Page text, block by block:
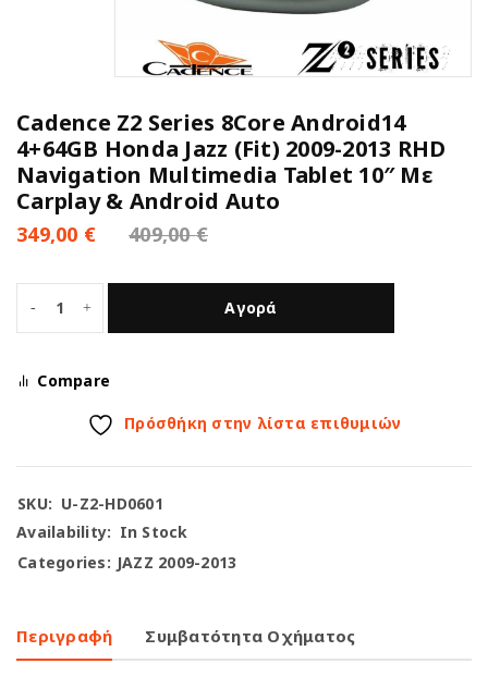
Cadence Z2 Series 8Core Android14
4+64GB Honda Jazz (Fit) 2009-2013 RHD
Navigation Multimedia Tablet 10″ Με
Carplay & Android Auto
409,00€
349,00 €
Αγορά
Compare
Πρόσθήκη στην λίστα επιθυμιών
SKU: U-Z2-HD0601
Availability: In Stock
Categories: JAZZ 2009-2013
Περιγραφή Συμβατότητα Οχήματος